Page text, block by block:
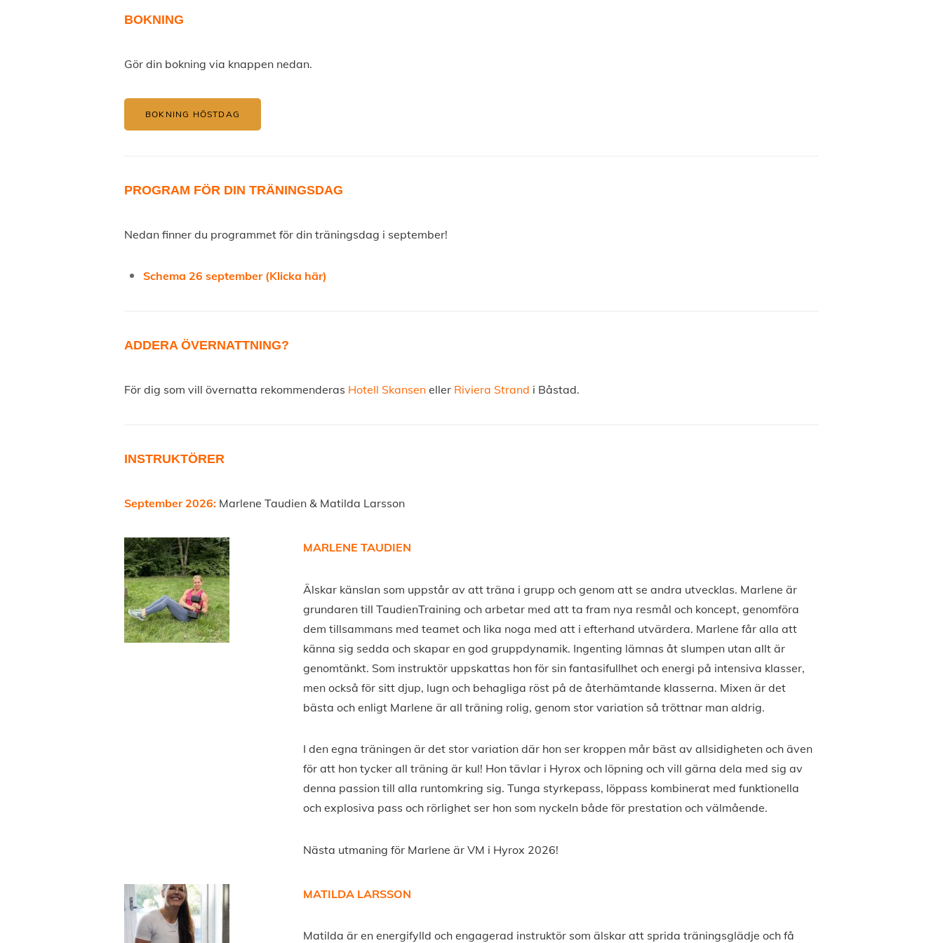
BOKNING
Gör din bokning via knappen nedan.
BOKNING HÖSTDAG
PROGRAM FÖR DIN TRÄNINGSDAG
Nedan finner du programmet för din träningsdag i september!
Schema 26 september (Klicka här)
ADDERA ÖVERNATTNING?
För dig som vill övernatta rekommenderas Hotell Skansen eller Riviera Strand i Båstad.
INSTRUKTÖRER
September 2026: Marlene Taudien & Matilda Larsson
MARLENE TAUDIEN
Älskar känslan som uppstår av att träna i grupp och genom att se andra utvecklas. Marlene är
grundaren till TaudienTraining och arbetar med att ta fram nya resmål och koncept, genomföra
dem tillsammans med teamet och lika noga med att i efterhand utvärdera. Marlene får alla att
känna sig sedda och skapar en god gruppdynamik. Ingenting lämnas åt slumpen utan allt är
genomtänkt. Som instruktör uppskattas hon för sin fantasifullhet och energi på intensiva klasser,
men också för sitt djup, lugn och behagliga röst på de återhämtande klasserna. Mixen är det
bästa och enligt Marlene är all träning rolig, genom stor variation så tröttnar man aldrig.
I den egna träningen är det stor variation där hon ser kroppen mår bäst av allsidigheten och även
för att hon tycker all träning är kul! Hon tävlar i Hyrox och löpning och vill gärna dela med sig av
denna passion till alla runtomkring sig. Tunga styrkepass, löppass kombinerat med funktionella
och explosiva pass och rörlighet ser hon som nyckeln både för prestation och välmående.
Nästa utmaning för Marlene är VM i Hyrox 2026!
MATILDA LARSSON
Matilda är en energifylld och engagerad instruktör som älskar att sprida träningsglädje och få